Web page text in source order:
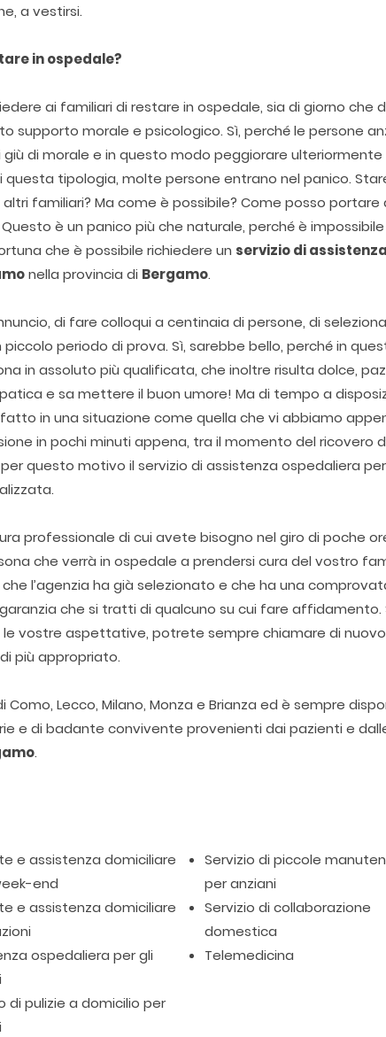
a vestirsi.
in ospedale?
ai familiari di restare in ospedale, sia di giorno che
supporto morale e psicologico. Sì, perché le persone
di morale e in questo modo peggiorare ulteriormente
tipologia, molte persone entrano nel panico.
familiari? Ma come è possibile? Come posso portare
è un panico più che naturale, perché è impossibile
che è possibile richiedere un servizio di assistenza
nella provincia di Bergamo.
di fare colloqui a centinaia di persone, di
periodo di prova. Sì, sarebbe bello, perché in
in assoluto più qualificata, che inoltre risulta dolce,
e sa mettere il buon umore! Ma di tempo a
in una situazione come quella che vi abbiamo
in pochi minuti appena, tra il momento del ricovero
questo motivo il servizio di assistenza ospedaliera
professionale di cui avete bisogno nel giro di poche
che verrà in ospedale a prendersi cura del vostro
l’agenzia ha già selezionato e che ha una
che si tratti di qualcuno su cui fare affidamento.
vostre aspettative, potrete sempre chiamare di nuovo
più appropriato.
Lecco, Milano, Monza e Brianza ed è sempre
e di badante convivente provenienti dai pazienti e
.
e assistenza domiciliare
end
e assistenza domiciliare
ospedaliera per gli
di pulizie a domicilio per
Servizio di piccole
per anziani
Servizio di collaborazione
domestica
Telemedicina